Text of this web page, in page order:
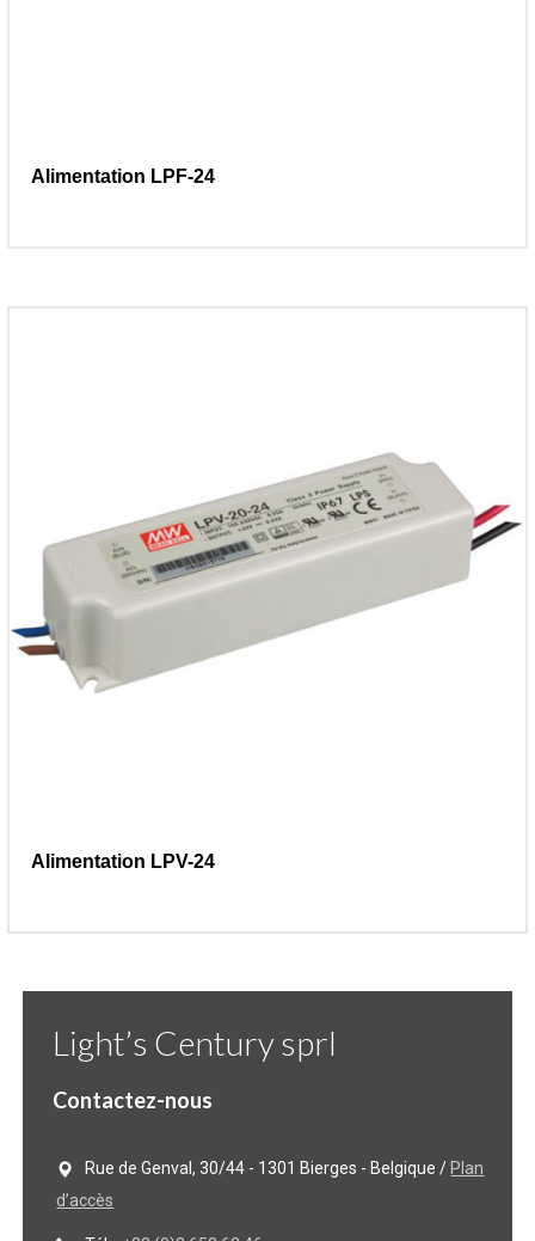
Alimentation LPF-24
Alimentation LPV-24
Light’s Century sprl
Contactez-nous
Rue de Genval, 30/44 - 1301 Bierges - Belgique / Plan
d’accès